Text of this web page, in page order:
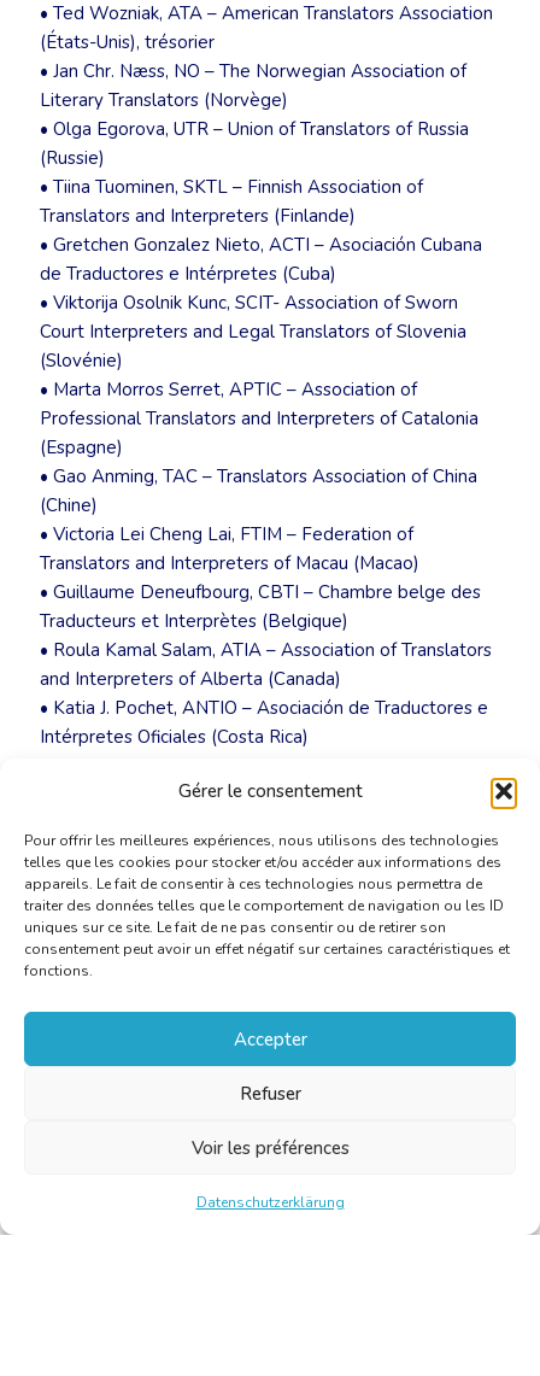
Gérer le consentement
Pour offrir les meilleures expériences, nous utilisons des technologies
telles que les cookies pour stocker et/ou accéder aux informations des
appareils. Le fait de consentir à ces technologies nous permettra de
traiter des données telles que le comportement de navigation ou les ID
uniques sur ce site. Le fait de ne pas consentir ou de retirer son
consentement peut avoir un effet négatif sur certaines caractéristiques et
fonctions.
Accepter
Refuser
Voir les préférences
Datenschutzerklärung
• Ted Wozniak, ATA – American Translators Association
(États-Unis), trésorier
• Jan Chr. Næss, NO – The Norwegian Association of
Literary Translators (Norvège)
• Olga Egorova, UTR – Union of Translators of Russia
(Russie)
• Tiina Tuominen, SKTL – Finnish Association of
Translators and Interpreters (Finlande)
• Gretchen Gonzalez Nieto, ACTI – Asociación Cubana
de Traductores e Intérpretes (Cuba)
• Viktorija Osolnik Kunc, SCIT- Association of Sworn
Court Interpreters and Legal Translators of Slovenia
(Slovénie)
• Marta Morros Serret, APTIC – Association of
Professional Translators and Interpreters of Catalonia
(Espagne)
• Gao Anming, TAC – Translators Association of China
(Chine)
• Victoria Lei Cheng Lai, FTIM – Federation of
Translators and Interpreters of Macau (Macao)
• Guillaume Deneufbourg, CBTI – Chambre belge des
Traducteurs et Interprètes (Belgique)
• Roula Kamal Salam, ATIA – Association of Translators
and Interpreters of Alberta (Canada)
• Katia J. Pochet, ANTIO – Asociación de Traductores e
Intérpretes Oficiales (Costa Rica)
Consultez le communiqué de presse officiel